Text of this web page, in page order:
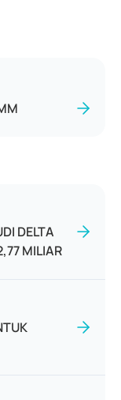
DELTA
MILIAR